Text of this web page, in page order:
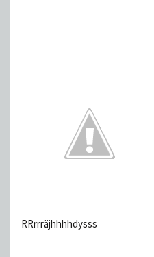
RRrrräjhhhhdysss